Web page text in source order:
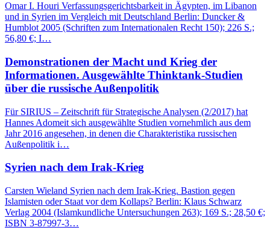
Omar I. Houri Verfassungsgerichtsbarkeit in Ägypten, im Libanon
und in Syrien im Vergleich mit Deutschland Berlin: Duncker &
Humblot 2005 (Schriften zum Internationalen Recht 150); 226 S.;
56,80 €; I…
Demonstrationen der Macht und Krieg der
Informationen. Ausgewählte Thinktank-Studien
über die russische Außenpolitik
Für SIRIUS – Zeitschrift für Strategische Analysen (2/2017) hat
Hannes Adomeit sich ausgewählte Studien vornehmlich aus dem
Jahr 2016 angesehen, in denen die Charakteristika russischen
Außenpolitik i…
Syrien nach dem Irak-Krieg
Carsten Wieland Syrien nach dem Irak-Krieg. Bastion gegen
Islamisten oder Staat vor dem Kollaps? Berlin: Klaus Schwarz
Verlag 2004 (Islamkundliche Untersuchungen 263); 169 S.; 28,50 €;
ISBN 3-87997-3…